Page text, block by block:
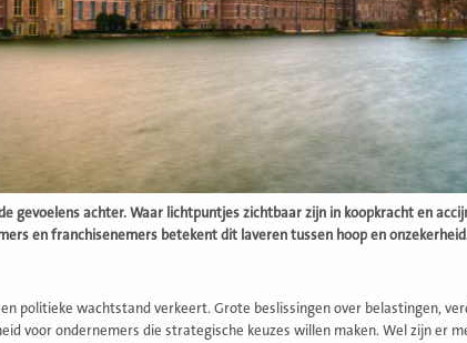
gevoelens achter. Waar lichtpuntjes zichtbaar zijn in koopkracht en
en franchisenemers betekent dit laveren tussen hoop en
politieke wachtstand verkeert. Grote beslissingen over belastingen,
voor ondernemers die strategische keuzes willen maken. Wel zijn er